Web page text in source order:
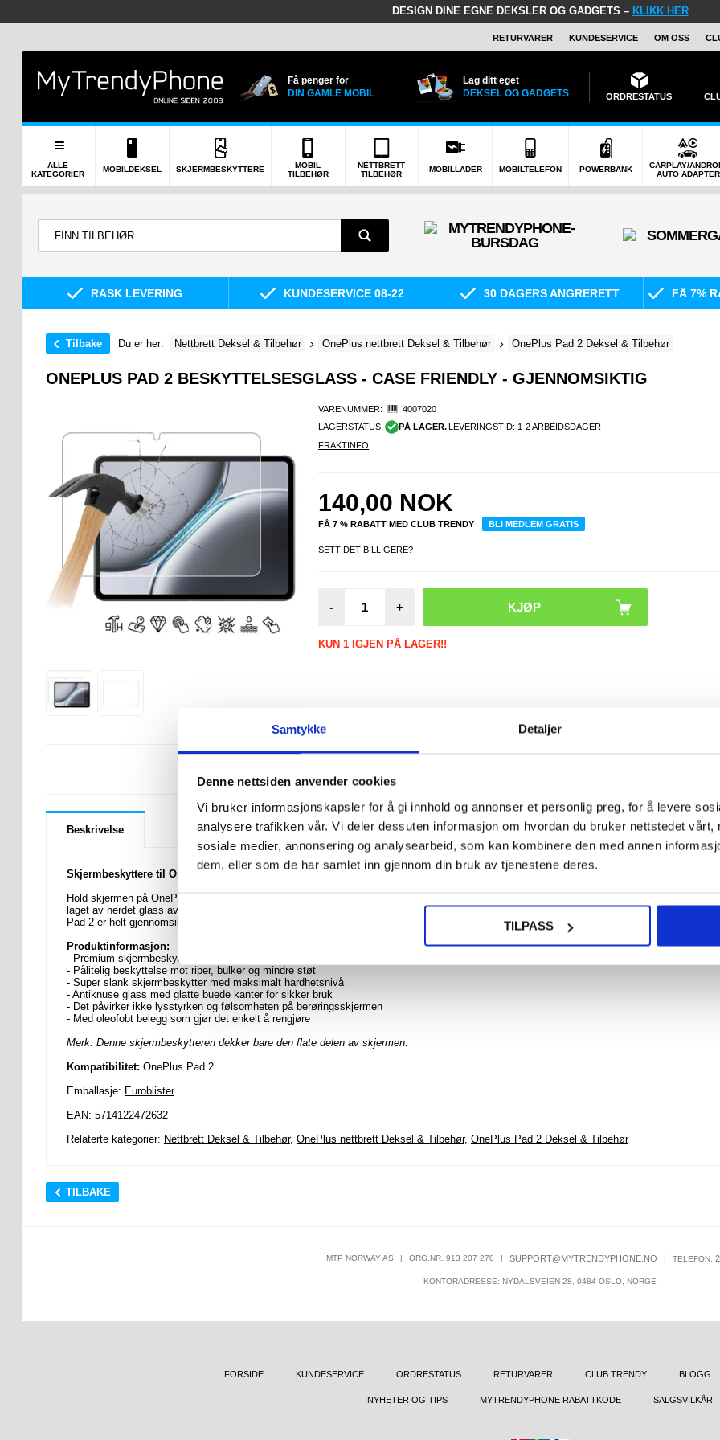
Samtykke Detaljer
Denne nettsiden anvender cookies
Vi bruker informasjonskapsler for å gi innhold og annonser et personlig preg, for å levere
analysere trafikken vår. Vi deler dessuten informasjon om hvordan du bruker nettstedet vårt,
sosiale medier, annonsering og analysearbeid, som kan kombinere den med annen
dem, eller som de har samlet inn gjennom din bruk av tjenestene deres.
TILPASS
DESIGN DINE EGNE DEKSLER OG GADGETS – KLIKK HER
RETURVARER KUNDESERVICE OM OSS
Få penger for
DIN GAMLE MOBIL
Lag ditt eget
DEKSEL OG GADGETS
ORDRESTATUS
ALLE
KATEGORIER
MOBILDEKSEL SKJERMBESKYTTERE
MOBIL
TILBEHØR
NETTBRETT
TILBEHØR
MOBILLADER MOBILTELEFON POWERBANK
CARPLAY/
AUTO ADAPTER
RASK LEVERING KUNDESERVICE 08-22 30 DAGERS ANGRERETT FÅ 7%
Tilbake Du er her: Nettbrett Deksel & Tilbehør OnePlus nettbrett Deksel & Tilbehør OnePlus Pad 2 Deksel & Tilbehør
ONEPLUS PAD 2 BESKYTTELSESGLASS - CASE FRIENDLY - GJENNOMSIKTIG
VARENUMMER:
4007020
LAGERSTATUS:
PÅ LAGER.
LEVERINGSTID: 1-2 ARBEIDSDAGER
FRAKTINFO
140,00 NOK
FÅ 7 % RABATT MED CLUB TRENDY BLI MEDLEM GRATIS
SETT DET BILLIGERE?
- +
KUN 1 IGJEN PÅ LAGER!!
Beskrivelse
Skjermbeskyttere til OnePlus Pad 2 - 9H, 0.3mm
Hold skjermen på OnePlus Pad 2 trygg og beskyttet med denne 0,3mm skjermbeskytter i herdet glass. Denne knusesikre skjermbeskytteren
laget av herdet glass av førsteklasses kvalitet med høy gjennomsiktighet og en delikat berøring. Den ultra-tynne skjermbeskytteren til
Pad 2 er helt gjennomsiktig og påvirker ikke bildekvaliteten, mens det spesielle oleofobe belegget avviser oljeflekker, smuss og fingeravtrykk.
Produktinformasjon:
- Premium skjermbeskytter i herdet glass til OnePlus Pad 2
- Pålitelig beskyttelse mot riper, bulker og mindre støt
- Super slank skjermbeskytter med maksimalt hardhetsnivå
- Antiknuse glass med glatte buede kanter for sikker bruk
- Det påvirker ikke lysstyrken og følsomheten på berøringsskjermen
- Med oleofobt belegg som gjør det enkelt å rengjøre
Merk: Denne skjermbeskytteren dekker bare den flate delen av skjermen.
Kompatibilitet: OnePlus Pad 2
Emballasje: Euroblister
EAN: 5714122472632
Relaterte kategorier: Nettbrett Deksel & Tilbehør, OnePlus nettbrett Deksel & Tilbehør, OnePlus Pad 2 Deksel & Tilbehør
TILBAKE
Series
Folio-
MTP NORWAY AS | ORG.NR. 913 207 270 | SUPPORT@MYTRENDYPHONE.NO | TELEFON:
KONTORADRESSE: NYDALSVEIEN 28, 0484 OSLO, NORGE
FORSIDE KUNDESERVICE ORDRESTATUS RETURVARER CLUB TRENDY BLOGG
NYHETER OG TIPS MYTRENDYPHONE RABATTKODE SALGSVILKÅR